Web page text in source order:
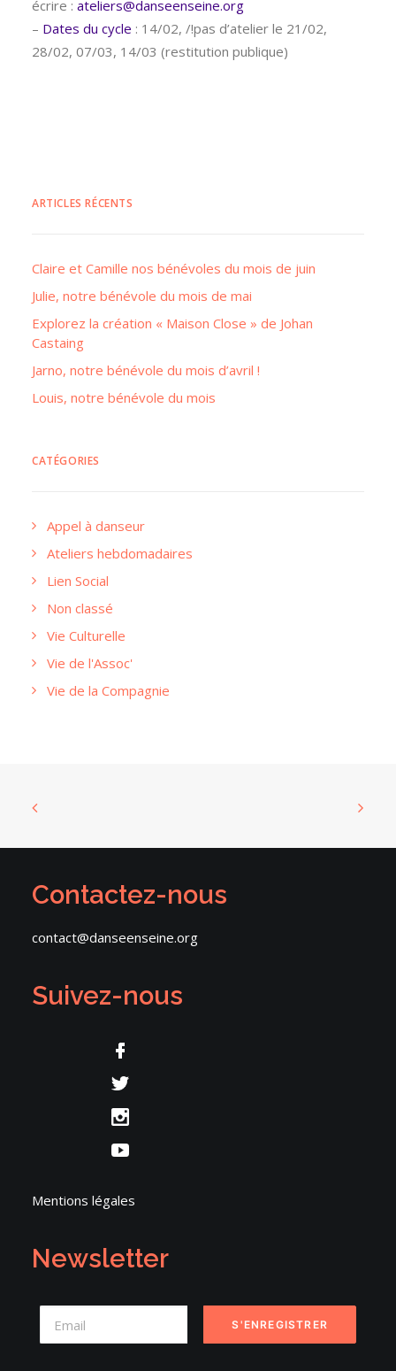
écrire : ateliers@danseenseine.org
– Dates du cycle : 14/02, /!pas d’atelier le 21/02,
28/02, 07/03, 14/03 (restitution publique)
ARTICLES RÉCENTS
Claire et Camille nos bénévoles du mois de juin
Julie, notre bénévole du mois de mai
Explorez la création « Maison Close » de Johan
Castaing
Jarno, notre bénévole du mois d’avril !
Louis, notre bénévole du mois
CATÉGORIES
Appel à danseur
Ateliers hebdomadaires
Lien Social
Non classé
Vie Culturelle
Vie de l'Assoc'
Vie de la Compagnie
Contactez-nous
contact@danseenseine.org
Suivez-nous
Mentions légales
Newsletter